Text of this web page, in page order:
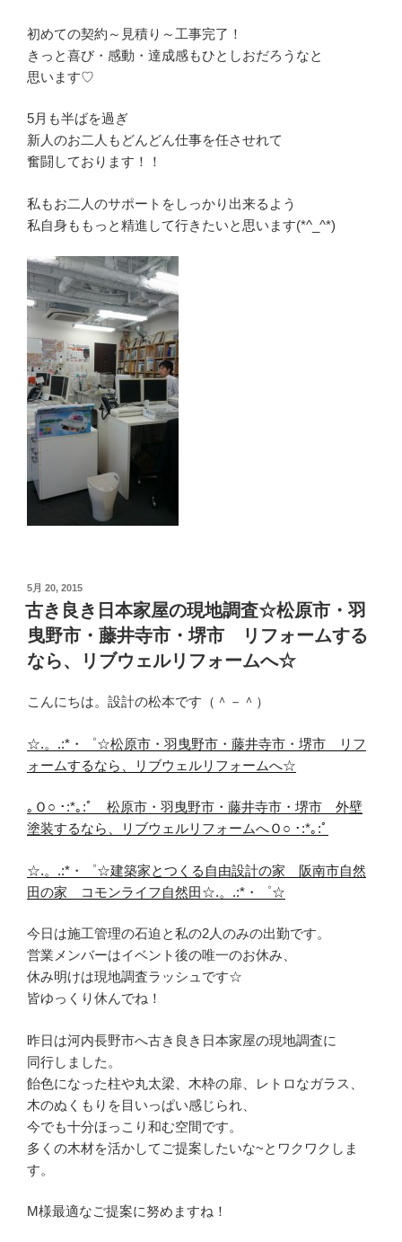
初めての契約～見積り～工事完了！
きっと喜び・感動・達成感もひとしおだろうなと
思います♡
5月も半ばを過ぎ
新人のお二人もどんどん仕事を任させれて
奮闘しております！！
私もお二人のサポートをしっかり出来るよう
私自身ももっと精進して行きたいと思います(*^_^*)
投
稿
日:
5月 20, 2015
古き良き日本家屋の現地調査☆松原市・羽
曳野市・藤井寺市・堺市 リフォームする
なら、リブウェルリフォームへ☆
こんにちは。設計の松本です（＾－＾）
☆.。.:*・゜☆松原市・羽曳野市・藤井寺市・堺市 リフ
ォームするなら、リブウェルリフォームへ☆
｡Ｏ○ ･:*｡:ﾟ 松原市・羽曳野市・藤井寺市・堺市 外壁
塗装するなら、リブウェルリフォームへＯ○ ･:*｡:ﾟ
☆.。.:*・゜☆建築家とつくる自由設計の家 阪南市自然
田の家 コモンライフ自然田☆.。.:*・゜☆
今日は施工管理の石迫と私の2人のみの出勤です。
営業メンバーはイベント後の唯一のお休み、
休み明けは現地調査ラッシュです☆
皆ゆっくり休んでね！
昨日は河内長野市へ古き良き日本家屋の現地調査に
同行しました。
飴色になった柱や丸太梁、木枠の扉、レトロなガラス、
木のぬくもりを目いっぱい感じられ、
今でも十分ほっこり和む空間です。
多くの木材を活かしてご提案したいな~とワクワクしま
す。
M様最適なご提案に努めますね！